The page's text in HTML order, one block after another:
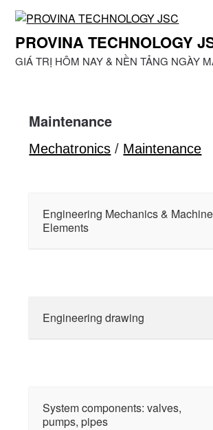
Skip
contentPROVINA TECHNOLOGY
GIÁ TRỊ HÔM NAY & NỀN TẢNG NGÀY
Maintenance
Mechatronics / Maintenance
Engineering Mechanics & Machine
Elements
Engineering drawing
System components: valves,
pumps, pipes